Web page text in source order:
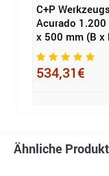
C+P
Acurado 1.200
x 500 mm (B x
534,31€
Ähnliche